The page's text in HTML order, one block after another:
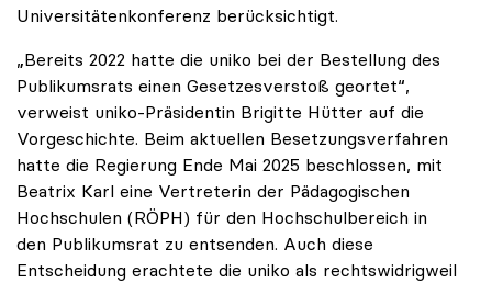
Universitätenkonferenz berücksichtigt.
„Bereits 2022 hatte die uniko bei der Bestellung des
Publikumsrats einen Gesetzesverstoß geortet“,
verweist uniko-Präsidentin Brigitte Hütter auf die
Vorgeschichte. Beim aktuellen Besetzungsverfahren
hatte die Regierung Ende Mai 2025 beschlossen, mit
Beatrix Karl eine Vertreterin der Pädagogischen
Hochschulen (RÖPH) für den Hochschulbereich in
den Publikumsrat zu entsenden. Auch diese
Entscheidung erachtete die uniko als rechtswidrigweil